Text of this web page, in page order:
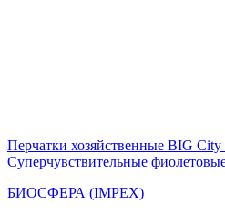
Перчатки хозяйственные BIG City
Суперчувствительные
БИОСФЕРА (IMPEX)